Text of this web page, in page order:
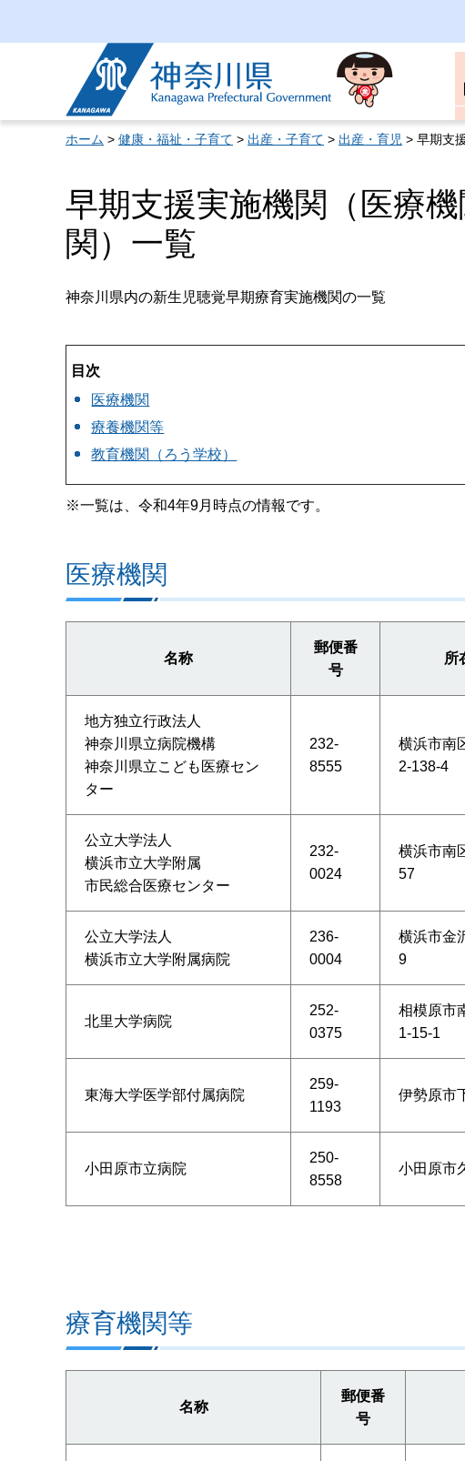
神奈川県
ホーム > 健康・福祉・子育て > 出産・子育て > 出産・育児 > 早期支
早期支援実施機関（医療
関）一覧
神奈川県内の新生児聴覚早期療育実施機関の一覧
目次
医療機関
療養機関等
教育機関（ろう学校）
※一覧は、令和4年9月時点の情報です。
医療機関
名称
郵便番
号
所
地方独立行政法人
神奈川県立病院機構
神奈川県立こども医療セン
ター
232-
8555
横浜市南
2-138-4
公立大学法人
横浜市立大学附属
市民総合医療センター
232-
0024
横浜市南
57
公立大学法人
横浜市立大学附属病院
236-
0004
横浜市金
9
北里大学病院
252-
0375
相模原市
1-15-1
東海大学医学部付属病院
259-
1193
伊勢原市
小田原市立病院
250-
8558
小田原市
療育機関等
名称
郵便番
号